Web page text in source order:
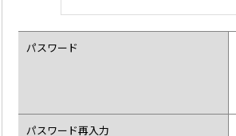
パスワード
パスワード再入力